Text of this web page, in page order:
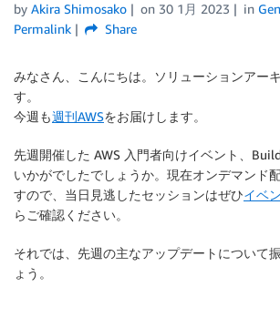
エディション
by Akira Shimosako on 30 1月 2023 in
Permalink
Share
みなさん、こんにちは。ソリューションアー
す。
今週も週刊AWSをお届けします。
先週開催した AWS 入門者向けイベント、
いかがでしたでしょうか。現在オンデマンド
すので、当日見逃したセッションはぜひイベ
らご確認ください。
それでは、先週の主なアップデートについて
ょう。